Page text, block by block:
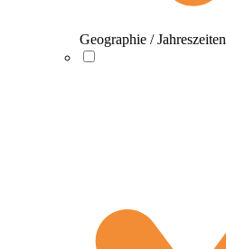
Geographie / Jahreszeiten